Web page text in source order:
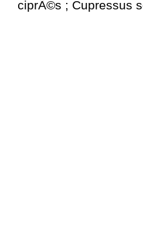
ciprÃ©s ; Cupressus